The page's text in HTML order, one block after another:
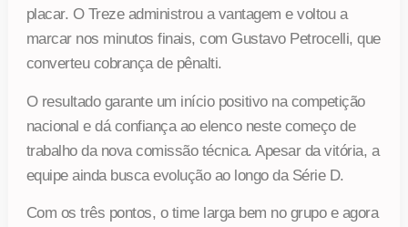
placar. O Treze administrou a vantagem e voltou a
marcar nos minutos finais, com Gustavo Petrocelli, que
converteu cobrança de pênalti.
O resultado garante um início positivo na competição
nacional e dá confiança ao elenco neste começo de
trabalho da nova comissão técnica. Apesar da vitória, a
equipe ainda busca evolução ao longo da Série D.
Com os três pontos, o time larga bem no grupo e agora